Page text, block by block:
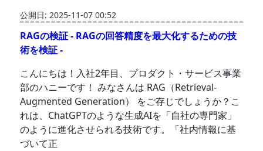
公開日: 2025-11-07 00:52
RAGの検証 - RAGの回答精度を最大化するための技
術を検証 -
こんにちは！入社2年目、プロダクト・サービス事業
部のハニーです！ みなさんは RAG（Retrieval-
Augmented Generation） をご存じでしょうか？こ
れは、ChatGPTのような生成AIを「自社の専門家」
のように進化させられる技術です。「社内情報に基
づいて正